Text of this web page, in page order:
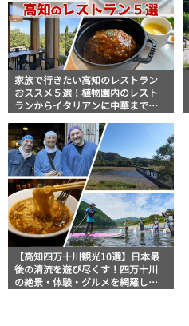
家族で行きたい高知のレストラン
おススメ５選！植物園内のレスト
ランからイタリアンに中華まで楽
【高知四万十川観光10選】日本最
後の清流を遊び尽くす！四万十川
の絶景・体験・グルメを網羅した